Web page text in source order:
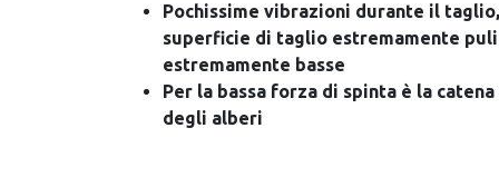
Pochissime vibrazioni durante il
superficie di taglio estremamente
estremamente basse
Per la bassa forza di spinta è la
degli alberi